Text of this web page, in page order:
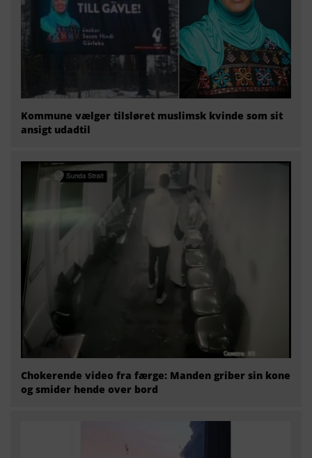
Kommune vælger tilsløret muslimsk kvinde som sit
ansigt udadtil
Chokerende video fra færge: Manden griber sin kone
og smider hende over bord